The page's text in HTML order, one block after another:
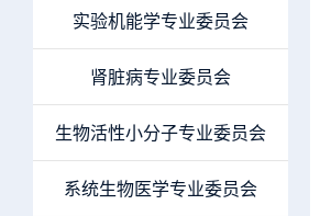
实验机能学专业委员会
肾脏病专业委员会
生物活性小分子专业委员会
系统生物医学专业委员会